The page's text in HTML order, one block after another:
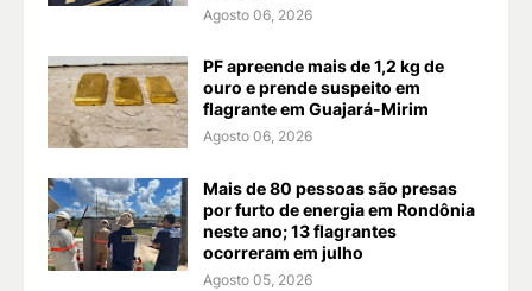
Agosto 06, 2026
PF apreende mais de 1,2 kg de
ouro e prende suspeito em
flagrante em Guajará-Mirim
Agosto 06, 2026
Mais de 80 pessoas são presas
por furto de energia em Rondônia
neste ano; 13 flagrantes
ocorreram em julho
Agosto 05, 2026